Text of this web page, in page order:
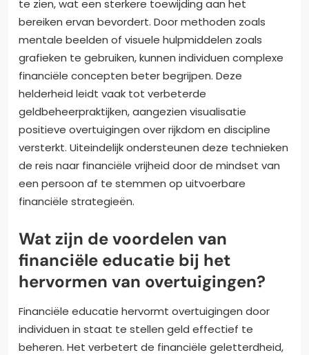
te zien, wat een sterkere toewijding aan het
bereiken ervan bevordert. Door methoden zoals
mentale beelden of visuele hulpmiddelen zoals
grafieken te gebruiken, kunnen individuen complexe
financiële concepten beter begrijpen. Deze
helderheid leidt vaak tot verbeterde
geldbeheerpraktijken, aangezien visualisatie
positieve overtuigingen over rijkdom en discipline
versterkt. Uiteindelijk ondersteunen deze technieken
de reis naar financiële vrijheid door de mindset van
een persoon af te stemmen op uitvoerbare
financiële strategieën.
Wat zijn de voordelen van
financiële educatie bij het
hervormen van overtuigingen?
Financiële educatie hervormt overtuigingen door
individuen in staat te stellen geld effectief te
beheren. Het verbetert de financiële geletterdheid,